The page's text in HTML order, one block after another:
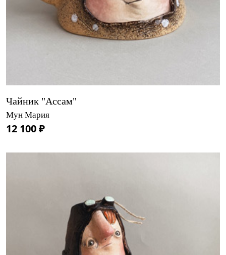
Чайник "Ассам"
Мун Мария
12 100 ₽